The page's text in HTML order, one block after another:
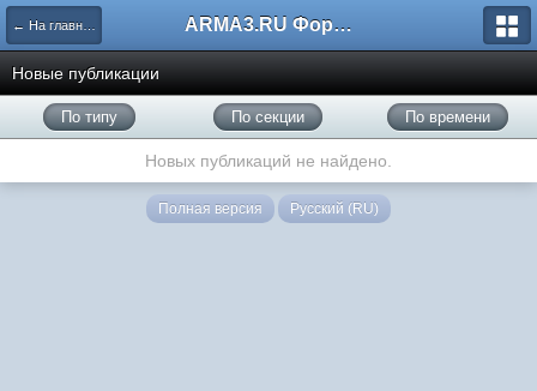
← На главную ARMA3.RU Форум
Новые публикации
По типу По секции По времени
Новых публикаций не найдено.
Полная версия Русский (RU)